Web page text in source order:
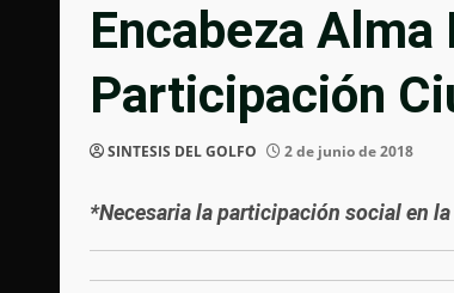
Encabeza Alma
Participación
SINTESIS DEL GOLFO 2 de junio de 2018
*Necesaria la participación social en